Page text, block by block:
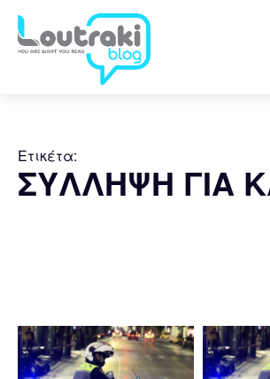
Ετικέτα:
ΣΥΛΛΗΨΗ ΓΙΑ